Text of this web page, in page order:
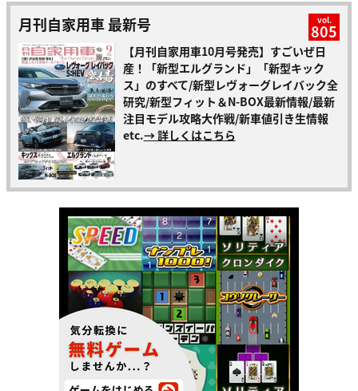
月刊自家用車 最新号 vol.
805
【月刊自家用車10月号発売】すごいぜ日
産！「新型エルグランド」「新型キック
ス」のすべて/新型レヴォーグレイバック全
研究/新型フィット＆N-BOX最新情報/最新
注目モデル攻略大作戦/新車値引き生情報
etc.→ 詳しくはこちら